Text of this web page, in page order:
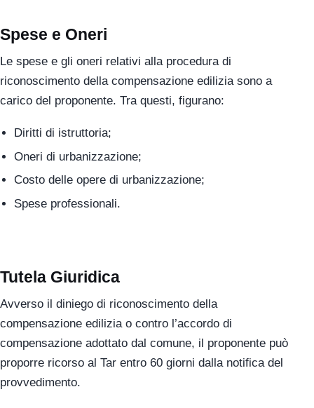
Spese e Oneri
Le spese e gli oneri relativi alla procedura di
riconoscimento della compensazione edilizia sono a
carico del proponente. Tra questi, figurano:
Diritti di istruttoria;
Oneri di urbanizzazione;
Costo delle opere di urbanizzazione;
Spese professionali.
Tutela Giuridica
Avverso il diniego di riconoscimento della
compensazione edilizia o contro l’accordo di
compensazione adottato dal comune, il proponente può
proporre ricorso al Tar entro 60 giorni dalla notifica del
provvedimento.